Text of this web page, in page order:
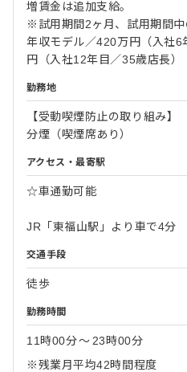
増賃金は追加支給。
※試用期間2ヶ月、試用期間中
年収モデル／420万円（入社
円（入社12年目／35歳店長）
勤務地
【受動喫煙防止の取り組み】
分煙（喫煙席あり）
アクセス・最寄駅
☆車通勤可能
JR「東福山駅」より車で4分
交通手段
徒歩
勤務時間
11時00分〜 23時00分
※残業月平均42時間程度